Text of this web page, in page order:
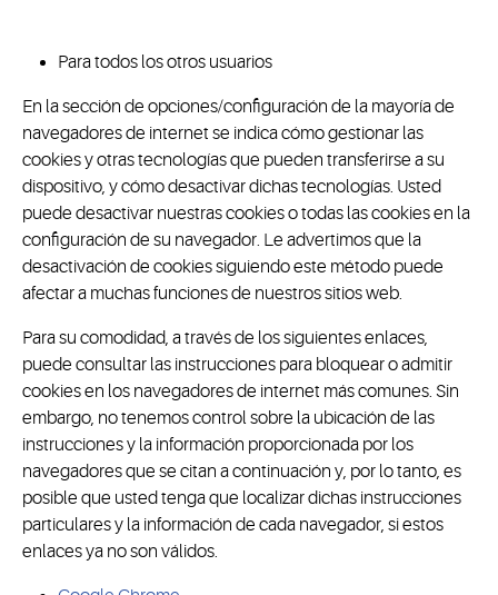
Para todos los otros usuarios
En la sección de opciones/configuración de la mayoría de
navegadores de internet se indica cómo gestionar las
cookies y otras tecnologías que pueden transferirse a su
dispositivo, y cómo desactivar dichas tecnologías. Usted
puede desactivar nuestras cookies o todas las cookies en la
configuración de su navegador. Le advertimos que la
desactivación de cookies siguiendo este método puede
afectar a muchas funciones de nuestros sitios web.
Para su comodidad, a través de los siguientes enlaces,
puede consultar las instrucciones para bloquear o admitir
cookies en los navegadores de internet más comunes. Sin
embargo, no tenemos control sobre la ubicación de las
instrucciones y la información proporcionada por los
navegadores que se citan a continuación y, por lo tanto, es
posible que usted tenga que localizar dichas instrucciones
particulares y la información de cada navegador, si estos
enlaces ya no son válidos.